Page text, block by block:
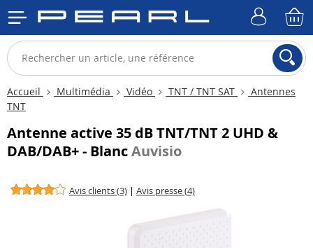
Accueil Multimédia Vidéo TNT / TNT SAT
Antennes
TNT
Antenne active 35 dB TNT/TNT 2 UHD &
DAB/DAB+ - BlancAuvisio
Avis clients (3) | Avis presse (4)